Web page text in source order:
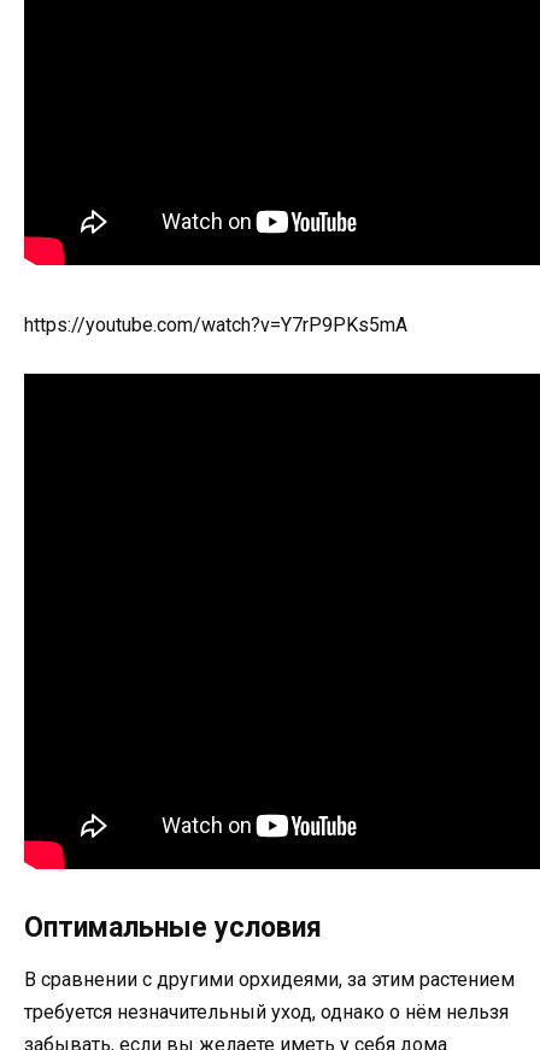
https://youtube.com/watch?v=Y7rP9PKs5mA
Оптимальные условия
В сравнении с другими орхидеями, за этим растением
требуется незначительный уход, однако о нём нельзя
забывать, если вы желаете иметь у себя дома